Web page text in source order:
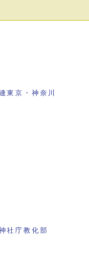
京・神奈川
社庁教化部